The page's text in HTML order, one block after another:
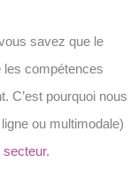
savez que le
les compétences
C’est pourquoi nous
ou multimodale)
secteur.